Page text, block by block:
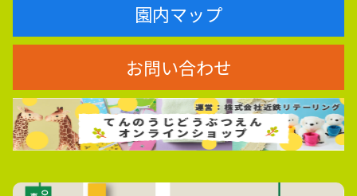
園内マップ
お問い合わせ